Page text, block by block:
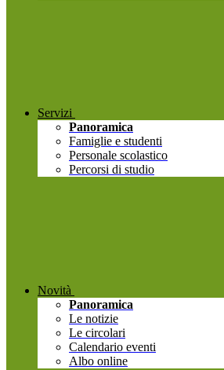
Servizi
Panoramica
Famiglie e studenti
Personale scolastico
Percorsi di studio
Novità
Panoramica
Le notizie
Le circolari
Calendario eventi
Albo online